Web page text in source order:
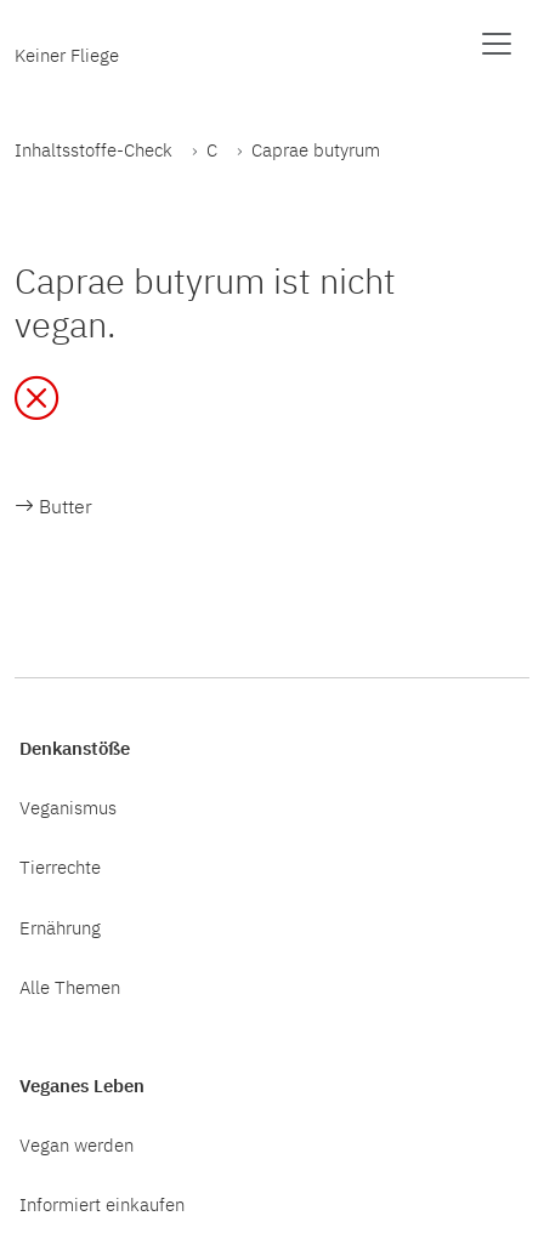
Keiner Fliege
Inhaltsstoffe-Check C Caprae butyrum
Caprae butyrum ist nicht
vegan.
Butter
Denkanstöße
Veganismus
Tierrechte
Ernährung
Alle Themen
Veganes Leben
Vegan werden
Informiert einkaufen